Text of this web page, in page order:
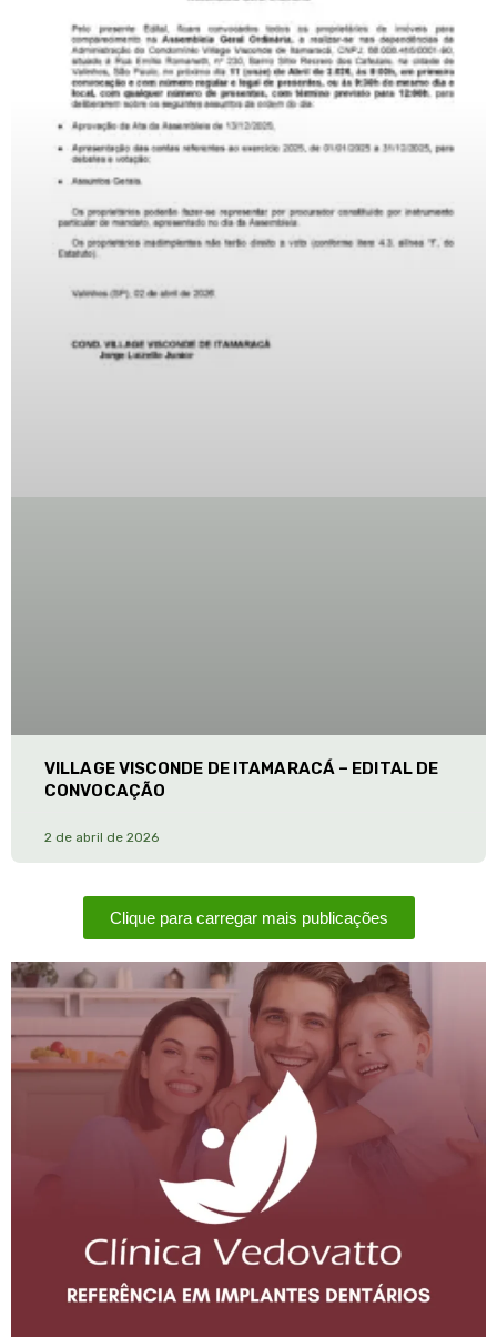
VILLAGE VISCONDE DE ITAMARACÁ – EDITAL DE
CONVOCAÇÃO
2 de abril de 2026
Clique para carregar mais publicações